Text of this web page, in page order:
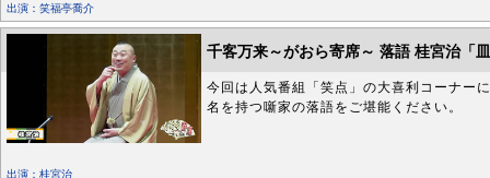
出演：笑福亭喬介
千客万来～がおら寄席～ 落語 桂宮治「
今回は人気番組「笑点」の大喜利コーナー
名を持つ噺家の落語をご堪能ください。
出演：桂宮治